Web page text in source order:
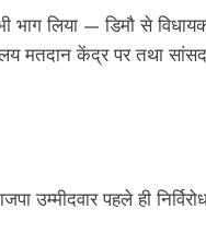
भाग लिया — डिमौ से
मतदान केंद्र पर तथा
उम्मीदवार पहले ही